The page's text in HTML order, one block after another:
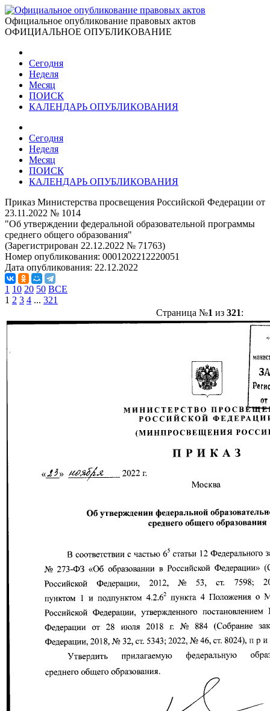
Официальное опубликование правовых актов
ОФИЦИАЛЬНОЕ ОПУБЛИКОВАНИЕ
Сегодня
Неделя
Месяц
ПОИСК
КАЛЕНДАРЬ ОПУБЛИКОВАНИЯ
Сегодня
Неделя
Месяц
ПОИСК
КАЛЕНДАРЬ ОПУБЛИКОВАНИЯ
Приказ Министерства просвещения Российской Федерации от
23.11.2022 № 1014
"Об утверждении федеральной образовательной программы
среднего общего образования"
(Зарегистрирован 22.12.2022 № 71763)
Номер опубликования: 0001202212220051
Дата опубликования: 22.12.2022
1 10 20 50 ВСЕ
1 2 3 4 ... 321
Страница №1 из 321: